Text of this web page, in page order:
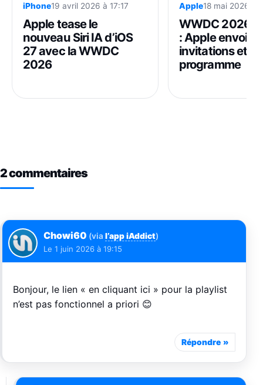
iPhone19 avril 2026 à 17:17
Apple tease le
nouveau Siri IA d’iOS
27 avec la WWDC
2026
Apple18 mai 2026 à
WWDC 2026
: Apple envoie
invitations et
programme
2 commentaires
Chowi60 (via l’app iAddict)
Le 1 juin 2026 à 19:15
Bonjour, le lien « en cliquant ici » pour la playlist
n’est pas fonctionnel a priori 😊
Répondre